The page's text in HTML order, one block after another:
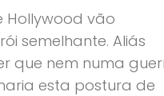
Hollywood vão
semelhante. Aliás
que nem numa
esta postura de